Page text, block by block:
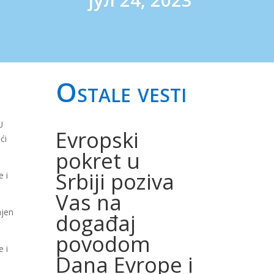
i
i
Ostale vesti
Evropski
pokret u
Srbiji poziva
Vas na
događaj
povodom
Dana Evrope i